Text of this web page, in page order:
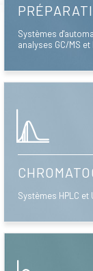
Systèmes
analyses GC/MS et
Systèmes HPLC et